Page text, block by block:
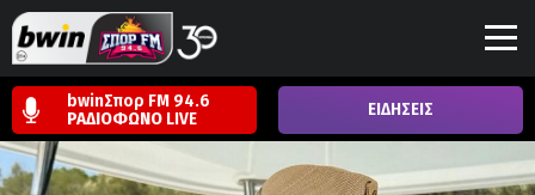
bwinΣπορ FM 94.6
ΡΑΔΙΟΦΩΝΟ LIVE ΕΙΔΗΣΕΙΣ